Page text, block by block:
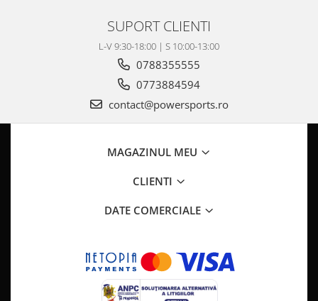
SUPORT CLIENTI
L-V 9:30-18:00 | S 10:00-13:00
0788355555
0773884594
contact@powersports.ro
MAGAZINUL MEU
CLIENTI
DATE COMERCIALE